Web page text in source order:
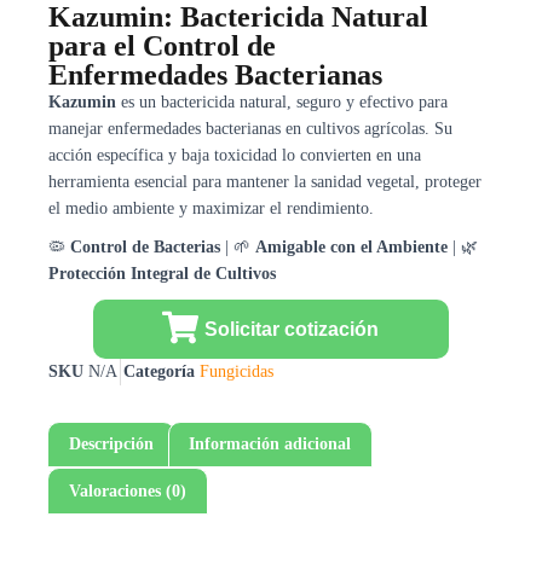
Kazumin: Bactericida Natural
para el Control de
Enfermedades Bacterianas
Kazumin es un bactericida natural, seguro y efectivo para
manejar enfermedades bacterianas en cultivos agrícolas. Su
acción específica y baja toxicidad lo convierten en una
herramienta esencial para mantener la sanidad vegetal, proteger
el medio ambiente y maximizar el rendimiento.
🦠 Control de Bacterias | 🌱 Amigable con el Ambiente | 🌿
Protección Integral de Cultivos
Solicitar cotización
SKU N/A Categoría Fungicidas
Descripción Información adicional
Valoraciones (0)